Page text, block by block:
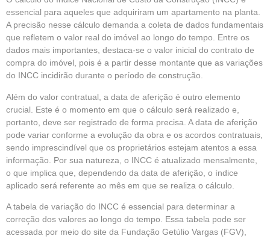
essencial para aqueles que adquiriram um apartamento na planta.
A precisão nesse cálculo demanda a coleta de dados fundamentais
que refletem o valor real do imóvel ao longo do tempo. Entre os
dados mais importantes, destaca-se o valor inicial do contrato de
compra do imóvel, pois é a partir desse montante que as variações
do INCC incidirão durante o período de construção.
Além do valor contratual, a data de aferição é outro elemento
crucial. Este é o momento em que o cálculo será realizado e,
portanto, deve ser registrado de forma precisa. A data de aferição
pode variar conforme a evolução da obra e os acordos contratuais,
sendo imprescindível que os proprietários estejam atentos a essa
informação. Por sua natureza, o INCC é atualizado mensalmente,
o que implica que, dependendo da data de aferição, o índice
aplicado será referente ao mês em que se realiza o cálculo.
A tabela de variação do INCC é essencial para determinar a
correção dos valores ao longo do tempo. Essa tabela pode ser
acessada por meio do site da Fundação Getúlio Vargas (FGV),